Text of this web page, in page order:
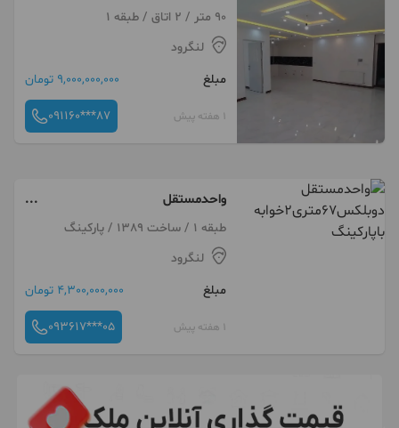
دربلوار دهگان
90 متر / 2 اتاق / طبقه 1
لنگرود
مبلغ
9,000,000,000 تومان
1 هفته پیش 091160***87
واحدمستقل
دوبلکس۶۷متری۲خوابه باپارکینگ
طبقه 1 / ساخت 1389 / پارکینگ
لنگرود
مبلغ
4,300,000,000 تومان
1 هفته پیش 093617***05